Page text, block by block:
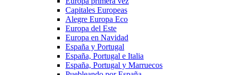
Capitales Europeas
Alegre Europa Eco
Europa del Este
Europa en Navidad
España y Portugal
España, Portugal e Italia
España, Portugal y Marruecos